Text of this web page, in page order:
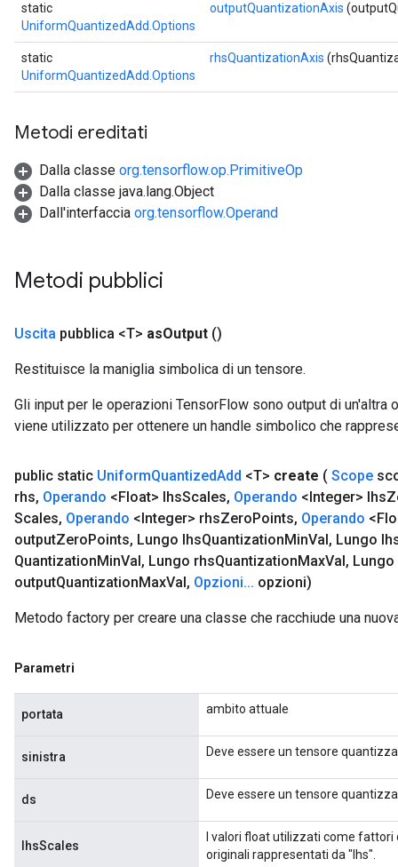
static
UniformQuantizedAdd.Options
outputQuantizationAxis
static
UniformQuantizedAdd.Options
rhsQuantizationAxis
Metodi ereditati
Dalla classe org.tensorflow.op.PrimitiveOp
Dalla classe java.lang.Object
Dall'interfaccia org.tensorflow.Operand
Metodi pubblici
Uscita pubblica <T> asOutput ()
Restituisce la maniglia simbolica di un tensore.
Gli input per le operazioni TensorFlow sono output di un'altra
viene utilizzato per ottenere un handle simbolico che
public static UniformQuantizedAdd <T> create ( Scope
rhs, Operando <Float> lhsScales, Operando <Integer> lhs
Scales, Operando <Integer> rhsZeroPoints, Operando
outputZeroPoints, Lungo lhsQuantizationMinVal, Lungo
QuantizationMinVal, Lungo rhsQuantizationMaxVal,
outputQuantizationMaxVal, Opzioni... opzioni)
Metodo factory per creare una classe che racchiude una
Parametri
portata ambito attuale
sinistra Deve essere un tensore
ds Deve essere un tensore
lhsScales
I valori float utilizzati come
originali rappresentati da "lhs".